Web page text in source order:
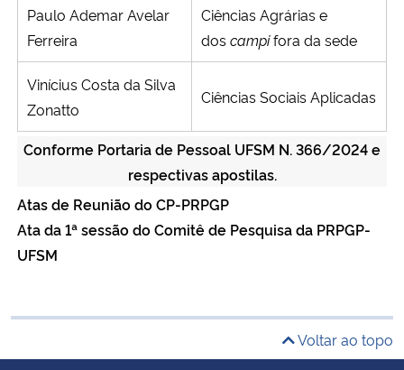
Paulo Ademar Avelar
Ferreira
Ciências Agrárias e
doscampifora da sede
Vinícius Costa da Silva
Zonatto
Ciências Sociais Aplicadas
Conforme Portaria de Pessoal UFSM N. 366/2024e
respectivas apostilas.
Atas de Reunião do CP-PRPGP
Ata da 1ª sessão do Comitê de Pesquisa da PRPGP-
UFSM
Voltar ao topo